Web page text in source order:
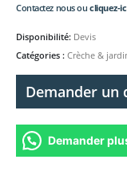
Contactez nous ou cliquez-
Disponibilité: Devis
Catégories : Crèche &
Demander un
Demander